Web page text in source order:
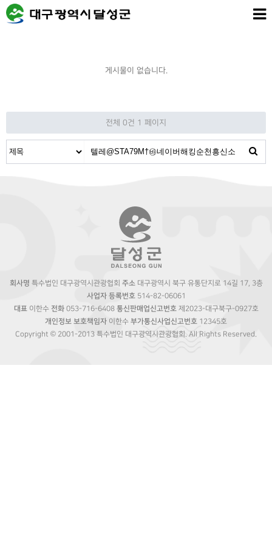
게시물이 없습니다.
전체 0건 1 페이지
회사명 특수법인 대구광역시관광협회 주소대구광역시 북구 유통단지로 14길 17, 3층
사업자 등록번호514-82-06061
대표이한수 전화053-716-6408 통신판매업신고번호제2023-대구북구-0927호
개인정보 보호책임자 이한수 부가통신사업신고번호 12345호
Copyright © 2001-2013 특수법인 대구광역시관광협회. All Rights Reserved.